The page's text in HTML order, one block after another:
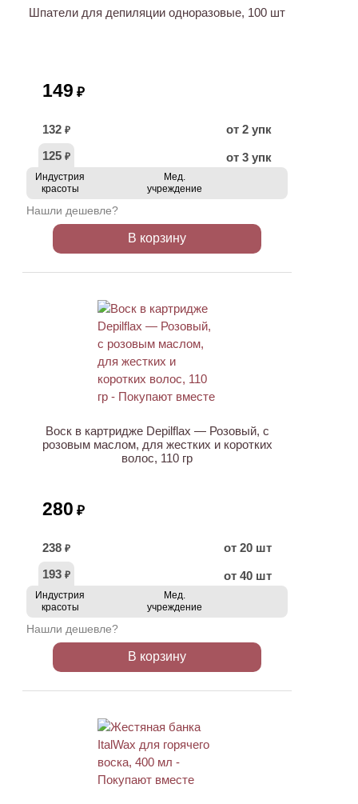
Шпатели для депиляции одноразовые, 100 шт
149 ₽
132 ₽
от 2 упк
125 ₽ от 3 упк
Индустрия
красоты
Мед.
учреждение
Нашли дешевле?
В корзину
Воск в картридже Depilflax — Розовый, с
розовым маслом, для жестких и коротких
волос, 110 гр
280 ₽
238 ₽
от 20 шт
193 ₽ от 40 шт
Индустрия
красоты
Мед.
учреждение
Нашли дешевле?
В корзину